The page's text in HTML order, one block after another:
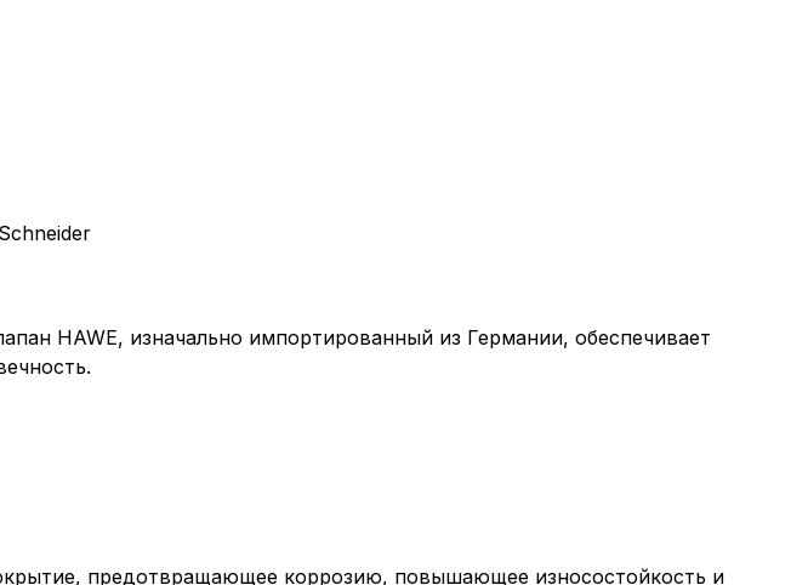
HAWE, изначально импортированный из Германии, обеспечивает
предотвращающее коррозию, повышающее износостойкость и
cookie, содержащим их описание и сроки хранения.